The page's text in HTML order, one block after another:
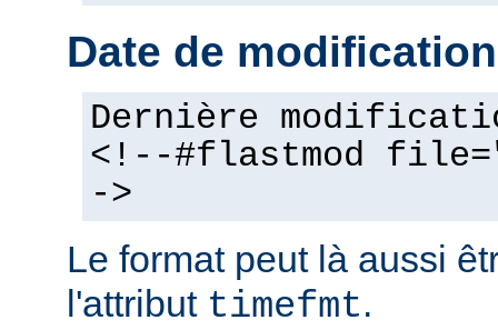
Date de
Dernière
<!--#flastmod
->
Le format peut là aussi
l'attribut timefmt.